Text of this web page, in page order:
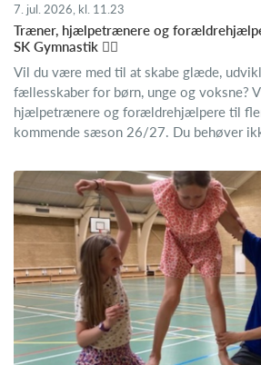
7. jul. 2026, kl. 11.23
Træner, hjælpetrænere og
SK Gymnastik 🤸‍♂️
Vil du være med til at skabe glæde,
fællesskaber for børn, unge og voksne?
hjælpetrænere og forældrehjælpere til
kommende sæson 26/27. Du behøver